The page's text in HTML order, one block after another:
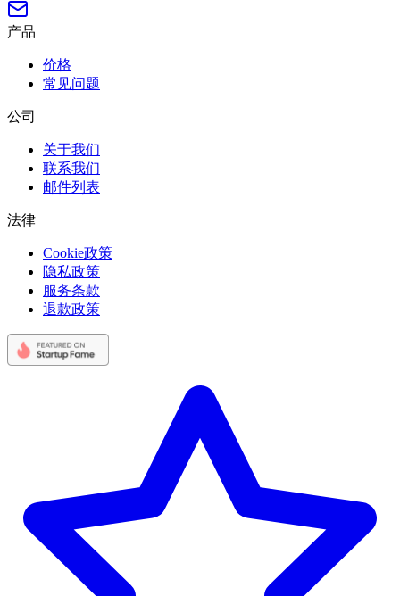
产品
价格
常见问题
公司
关于我们
联系我们
邮件列表
法律
Cookie政策
隐私政策
服务条款
退款政策